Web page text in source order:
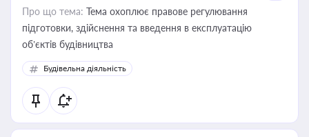
Про що тема: Тема охоплює правове регулювання
підготовки, здійснення та введення в експлуатацію
об’єктів будівництва
Будівельна діяльність